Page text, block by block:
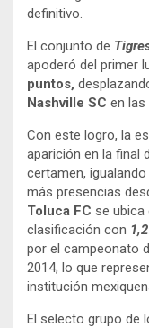
definitivo.
El conjunto de
apoderó del primer
puntos,
Nashville SC en las
Con este logro, la
aparición en la final
certamen, igualando
más presencias
Toluca FC se ubica
clasificación con
por el campeonato
2014, lo que
institución
El selecto grupo de